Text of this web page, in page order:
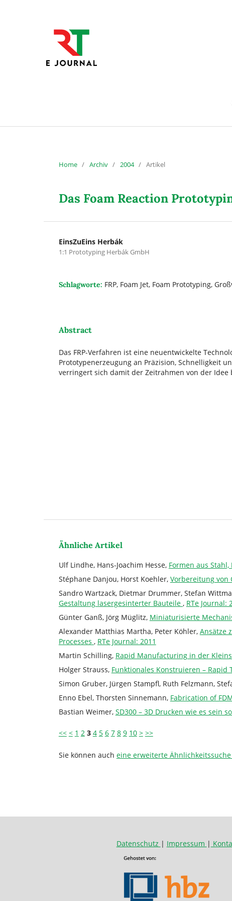
Home / Archiv / 2004 / Artikel
Das Foam Reaction
EinsZuEins Herbák
1:1 Prototyping Herbák GmbH
Schlagworte: FRP, Foam Jet, Foam Prototyping,
Abstract
Das FRP-Verfahren ist eine neuentwickelte
Prototypenerzeugung an Präzision, Schnelligkeit
verringert sich damit der Zeitrahmen von der
Ähnliche Artikel
Ulf Lindhe, Hans-Joachim Hesse, Formen aus
Stéphane Danjou, Horst Koehler, Vorbereitung von
Sandro Wartzack, Dietmar Drummer, Stefan
Gestaltung lasergesinterter Bauteile , RTe Journal:
Günter Ganß, Jörg Müglitz, Miniaturisierte
Alexander Matthias Martha, Peter Köhler, Ansätze
Processes , RTe Journal: 2011
Martin Schilling, Rapid Manufacturing in der
Holger Strauss, Funktionales Konstruieren –
Simon Gruber, Jürgen Stampfl, Ruth Felzmann,
Enno Ebel, Thorsten Sinnemann, Fabrication of
Bastian Weimer, SD300 – 3D Drucken wie es sein
<< < 1 2 3 4 5 6 7 8 9 10 > >>
Sie können auch eine erweiterte
Datenschutz | Impressum |